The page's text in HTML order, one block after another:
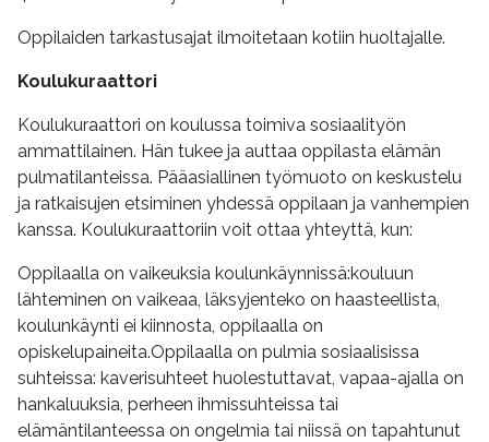
Oppilaiden tarkastusajat ilmoitetaan kotiin huoltajalle.
Koulukuraattori
Koulukuraattori on koulussa toimiva sosiaalityön
ammattilainen. Hän tukee ja auttaa oppilasta elämän
pulmatilanteissa. Pääasiallinen työmuoto on keskustelu
ja ratkaisujen etsiminen yhdessä oppilaan ja vanhempien
kanssa. Koulukuraattoriin voit ottaa yhteyttä, kun:
Oppilaalla on vaikeuksia koulunkäynnissä:kouluun
lähteminen on vaikeaa, läksyjenteko on haasteellista,
koulunkäynti ei kiinnosta, oppilaalla on
opiskelupaineita.Oppilaalla on pulmia sosiaalisissa
suhteissa: kaverisuhteet huolestuttavat, vapaa-ajalla on
hankaluuksia, perheen ihmissuhteissa tai
elämäntilanteessa on ongelmia tai niissä on tapahtunut